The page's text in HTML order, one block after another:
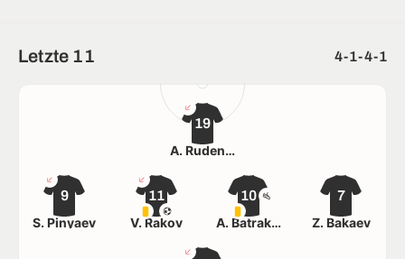
Letzte 11 4-1-4-1
9
S. Pinyaev
11
V. Rakov
10
A. Batrakov
7
Z. Bakaev
19
A. Rudenko